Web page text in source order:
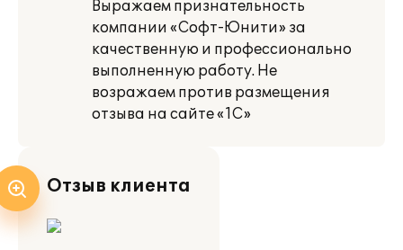
Выражаем признательность
компании «Софт-Юнити» за
качественную и профессионально
выполненную работу. Не
возражаем против размещения
отзыва на сайте «1С»
Отзыв клиента